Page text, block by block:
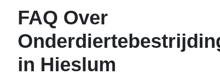
FAQ Over
in Hieslum